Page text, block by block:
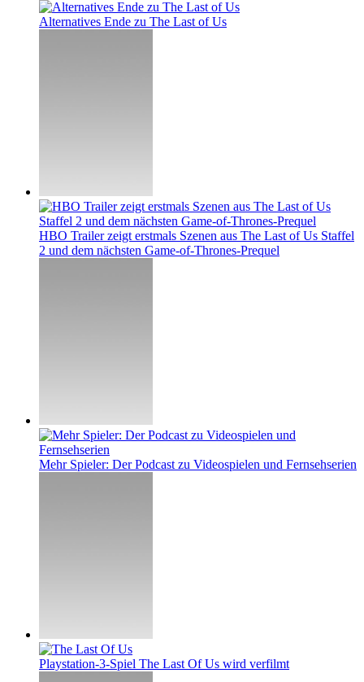
Alternatives Ende zu The Last of Us
HBO Trailer zeigt erstmals Szenen aus The Last of Us Staffel
2 und dem nächsten Game-of-Thrones-Prequel
Mehr Spieler: Der Podcast zu Videospielen und Fernsehserien
Playstation-3-Spiel The Last Of Us wird verfilmt